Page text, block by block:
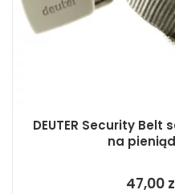
DEUTER Security
na
47,00